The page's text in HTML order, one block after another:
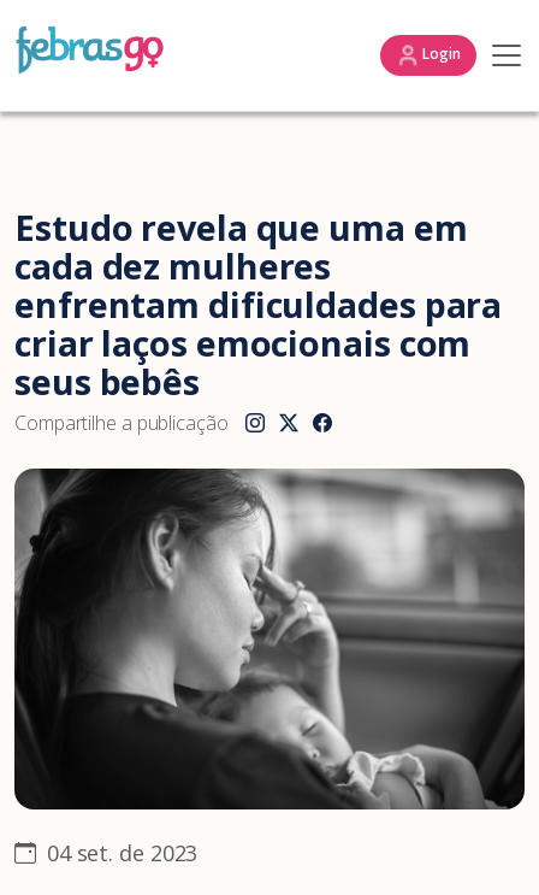
Login
Estudo revela que uma em
cada dez mulheres
enfrentam dificuldades para
criar laços emocionais com
seus bebês
Compartilhe a publicação
04 set. de 2023